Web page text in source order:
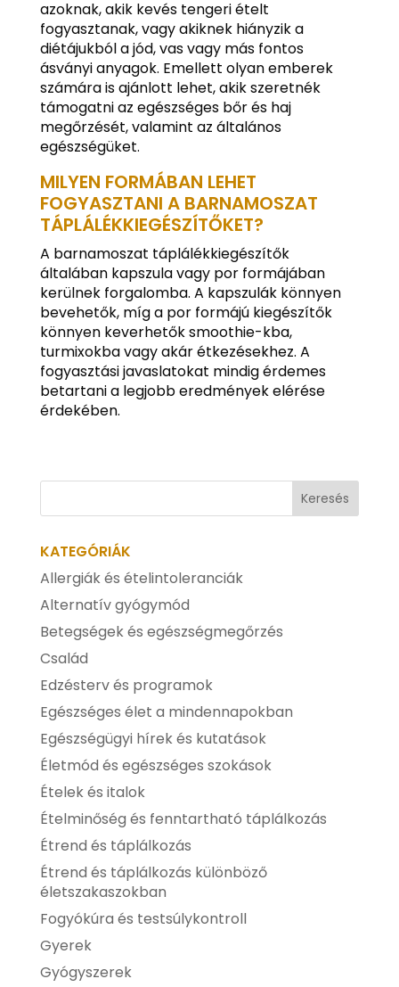
azoknak, akik kevés tengeri ételt
fogyasztanak, vagy akiknek hiányzik a
diétájukból a jód, vas vagy más fontos
ásványi anyagok. Emellett olyan emberek
számára is ajánlott lehet, akik szeretnék
támogatni az egészséges bőr és haj
megőrzését, valamint az általános
egészségüket.
MILYEN FORMÁBAN LEHET
FOGYASZTANI A BARNAMOSZAT
TÁPLÁLÉKKIEGÉSZÍTŐKET?
A barnamoszat táplálékkiegészítők
általában kapszula vagy por formájában
kerülnek forgalomba. A kapszulák könnyen
bevehetők, míg a por formájú kiegészítők
könnyen keverhetők smoothie-kba,
turmixokba vagy akár étkezésekhez. A
fogyasztási javaslatokat mindig érdemes
betartani a legjobb eredmények elérése
érdekében.
KATEGÓRIÁK
Allergiák és ételintoleranciák
Alternatív gyógymód
Betegségek és egészségmegőrzés
Család
Edzésterv és programok
Egészséges élet a mindennapokban
Egészségügyi hírek és kutatások
Életmód és egészséges szokások
Ételek és italok
Ételminőség és fenntartható táplálkozás
Étrend és táplálkozás
Étrend és táplálkozás különböző
életszakaszokban
Fogyókúra és testsúlykontroll
Gyerek
Gyógyszerek